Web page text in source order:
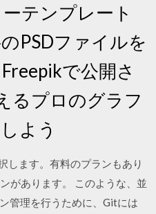
テンプレート
PSDファイルを
で公開さ
るプロのグラフ
よう
します。有料のプランもあり
があります。 このような、並
管理を行うために、Gitには